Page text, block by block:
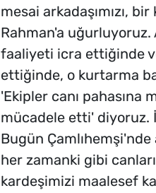
mesai arkadaşımızı,
Rahman'a
faaliyeti icra ettiğinde
ettiğinde, o kurtarma
'Ekipler canı pahasına
mücadele etti' diyoruz.
Bugün
her zamanki gibi
kardeşimizi maalesef